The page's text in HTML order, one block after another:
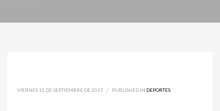
VIERNES 15 DE SEPTIEMBRE DE 2017 / PUBLISHED IN DEPORTES